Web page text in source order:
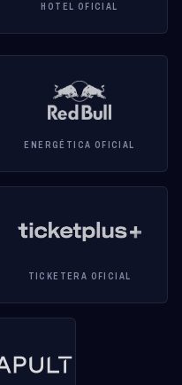
HOTEL OFICIAL
ENERGÉTICA OFICIAL
TICKETERA OFICIAL